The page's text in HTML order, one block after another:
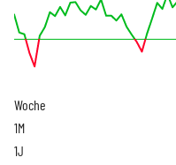
Woche
1M
1J